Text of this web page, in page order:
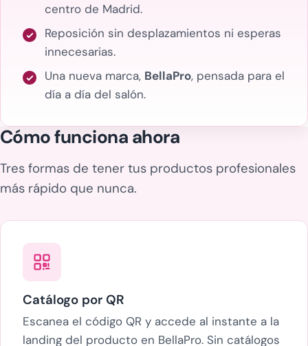
centro de Madrid.
Reposición sin desplazamientos ni esperas
innecesarias.
Una nueva marca, BellaPro, pensada para el
día a día del salón.
Cómo funciona ahora
Tres formas de tener tus productos profesionales
más rápido que nunca.
Catálogo por QR
Escanea el código QR y accede al instante a la
landing del producto en BellaPro. Sin catálogos